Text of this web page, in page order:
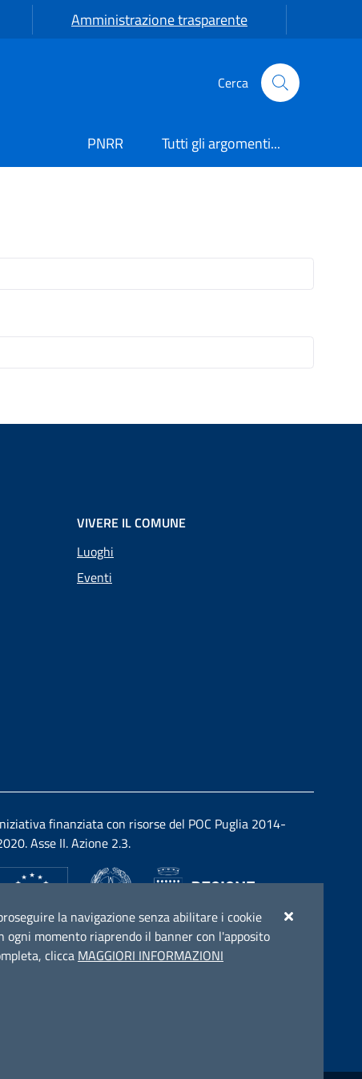
la navigazione senza abilitare i cookie
momento riaprendo il banner con l'apposito
clicca MAGGIORI INFORMAZIONI
Amministrazione trasparente
Cerca
PNRR
Tutti gli argomenti...
VIVERE IL COMUNE
Luoghi
Eventi
finanziata con risorse del POC Puglia 2014-
Asse II. Azione 2.3.